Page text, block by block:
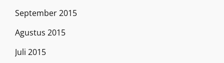
September 2015
Agustus 2015
Juli 2015